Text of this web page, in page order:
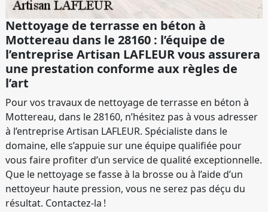
Nettoyage de terrasse en béton à
Mottereau dans le 28160 : l’équipe de
l’entreprise Artisan LAFLEUR vous assurera
une prestation conforme aux règles de
l’art
Pour vos travaux de nettoyage de terrasse en béton à
Mottereau, dans le 28160, n’hésitez pas à vous adresser
à l’entreprise Artisan LAFLEUR. Spécialiste dans le
domaine, elle s’appuie sur une équipe qualifiée pour
vous faire profiter d’un service de qualité exceptionnelle.
Que le nettoyage se fasse à la brosse ou à l’aide d’un
nettoyeur haute pression, vous ne serez pas déçu du
résultat. Contactez-la !